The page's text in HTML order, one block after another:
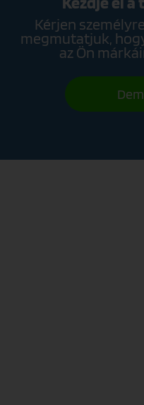
Kérjen
megmutatjuk,
az Ön